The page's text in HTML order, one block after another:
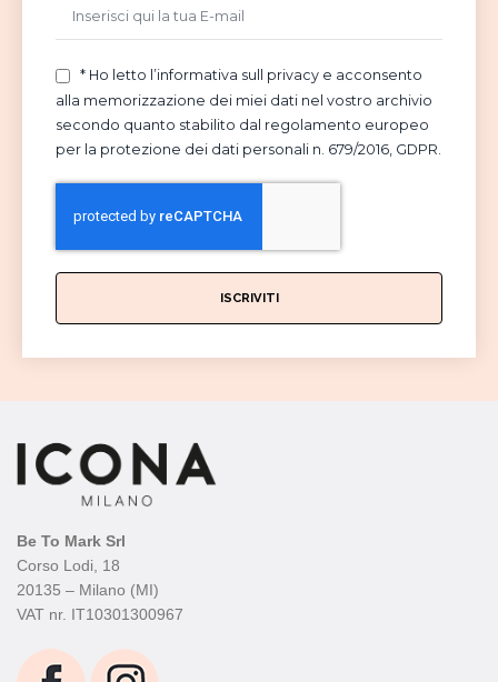
* Ho letto l’informativa sull privacy e acconsento
alla memorizzazione dei miei dati nel vostro archivio
secondo quanto stabilito dal regolamento europeo
per la protezione dei dati personali n. 679/2016, GDPR.
ISCRIVITI
Be To Mark Srl
Corso Lodi, 18
20135 – Milano (MI)
VAT nr. IT10301300967